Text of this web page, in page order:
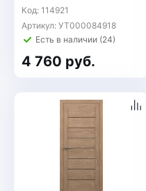
Код: 114921
Артикул: УТ000084918
Есть в наличии (24)
4 760 руб.